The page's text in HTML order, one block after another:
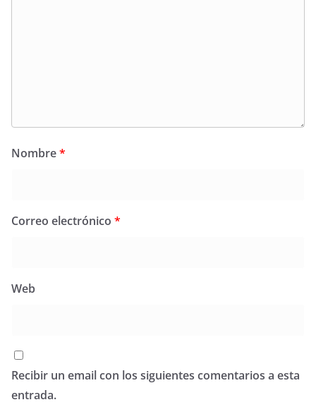
Nombre*
Correo electrónico *
Web
Recibir un email con los siguientes comentarios a esta
entrada.